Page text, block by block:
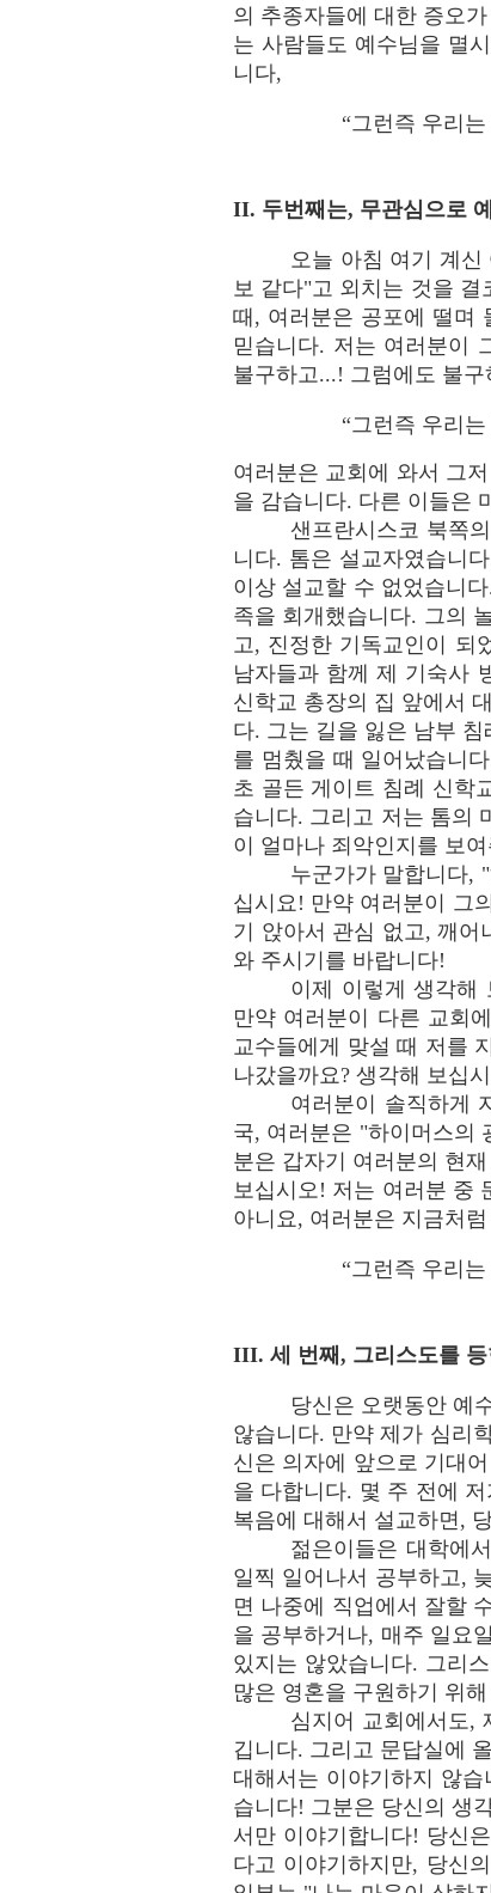
의 추종자들에 대한 증오
는 사람들도 예수님을 멸
니다,
“그런즉 우리
II. 두번째는, 무관심으로
오늘 아침 여기 계
보 같다"고 외치는 것을
때, 여러분은 공포에 떨며
믿습니다. 저는 여러분이
불구하고...! 그럼에도 불
“그런즉 우리
여러분은 교회에 와서 그
을 감습니다. 다른 이들은
샌프란시스코 북쪽
니다. 톰은 설교자였습니
이상 설교할 수 없었습니
족을 회개했습니다. 그의
고, 진정한 기독교인이 되
남자들과 함께 제 기숙사
신학교 총장의 집 앞에서
다. 그는 길을 잃은 남부
를 멈췄을 때 일어났습니
초 골든 게이트 침례 신학
습니다. 그리고 저는 톰의
이 얼마나 죄악인지를 보
누군가가 말합니다,
십시요! 만약 여러분이 그
기 앉아서 관심 없고, 깨어
와 주시기를 바랍니다!
이제 이렇게 생각해
만약 여러분이 다른 교회
교수들에게 맞설 때 저를
나갔을까요? 생각해 보십
여러분이 솔직하게
국, 여러분은 "하이머스의
분은 갑자기 여러분의 현
보십시오! 저는 여러분 중
아니요, 여러분은 지금처
“그런즉 우리
III. 세 번째, 그리스도를
당신은 오랫동안 예
않습니다. 만약 제가 심리
신은 의자에 앞으로 기대
을 다합니다. 몇 주 전에
복음에 대해서 설교하면,
젊은이들은 대학에
일찍 일어나서 공부하고,
면 나중에 직업에서 잘할
을 공부하거나, 매주 일요
있지는 않았습니다. 그리
많은 영혼을 구원하기 위
심지어 교회에서도,
깁니다. 그리고 문답실에
대해서는 이야기하지 않
습니다! 그분은 당신의 생
서만 이야기합니다! 당신
다고 이야기하지만, 당신